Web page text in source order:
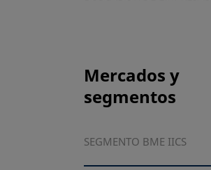
Mercados y
segmentos
SEGMENTO BME IICS